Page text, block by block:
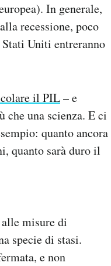
In generale,
recessione, poco
Uniti entreranno
il PIL– e
che una scienza. E ci
quanto ancora
quanto sarà duro il
misure di
specie di stasi.
e non